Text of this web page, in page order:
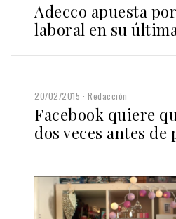
Adecco apuesta
laboral en su
20/02/2015 Redacción
Facebook quiere
dos veces antes